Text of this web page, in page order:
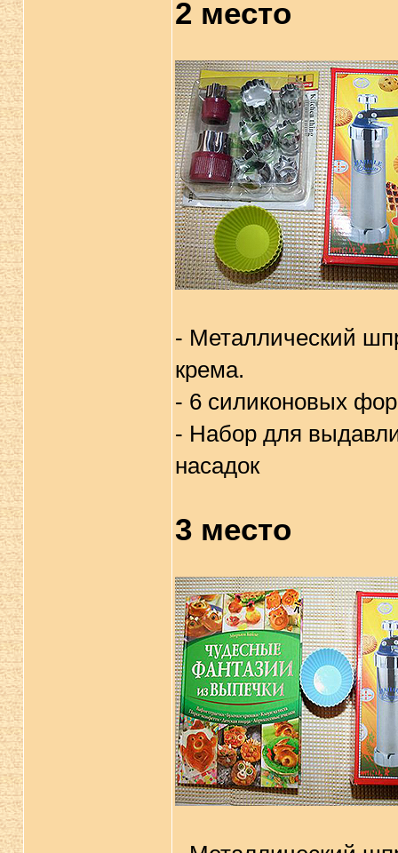
2 место
- Металлический
крема.
- 6 силиконовых
- Набор для
насадок
3 место